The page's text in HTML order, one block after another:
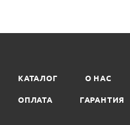
КАТАЛОГ О НАС
ОПЛАТА ГАРАНТИЯ